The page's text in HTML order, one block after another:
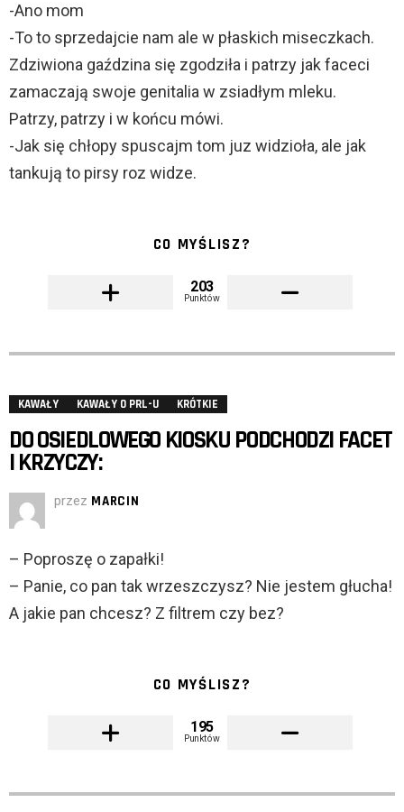
-Ano mom
-To to sprzedajcie nam ale w płaskich miseczkach.
Zdziwiona gaździna się zgodziła i patrzy jak faceci
zamaczają swoje genitalia w zsiadłym mleku.
Patrzy, patrzy i w końcu mówi.
-Jak się chłopy spuscajm tom juz widzioła, ale jak
tankują to pirsy roz widze.
CO MYŚLISZ?
203
Punktów
KAWAŁY KAWAŁY O PRL-U KRÓTKIE
DO OSIEDLOWEGO KIOSKU PODCHODZI FACET
I KRZYCZY:
przez MARCIN
– Poproszę o zapałki!
– Panie, co pan tak wrzeszczysz? Nie jestem głucha!
A jakie pan chcesz? Z filtrem czy bez?
CO MYŚLISZ?
195
Punktów